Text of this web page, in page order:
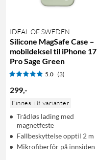
IDEAL OF SWEDEN
Silicone MagSafe Case –
mobildeksel til iPhone 17
Pro Sage Green
5.0 (3)
299,-
Finnes i 8 varianter
Trådløs lading med
magnetfeste
Fallbeskyttelse opptil 2 m
Mikrofiberfôr på innsiden